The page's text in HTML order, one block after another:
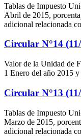
Tablas de Impuesto
Abril de 2015,
adicional relacionada
Circular N°14
Valor de la Unidad de
1 Enero del año 2015
Circular N°13
Tablas de Impuesto
Marzo de 2015,
adicional relacionada